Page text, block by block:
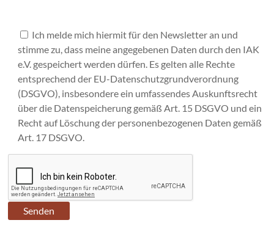
Ich melde mich hiermit für den Newsletter an und
stimme zu, dass meine angegebenen Daten durch den IAK
e.V. gespeichert werden dürfen. Es gelten alle Rechte
entsprechend der EU-Datenschutzgrundverordnung
(DSGVO), insbesondere ein umfassendes Auskunftsrecht
über die Datenspeicherung gemäß Art. 15 DSGVO und ein
Recht auf Löschung der personenbezogenen Daten gemäß
Art. 17 DSGVO.